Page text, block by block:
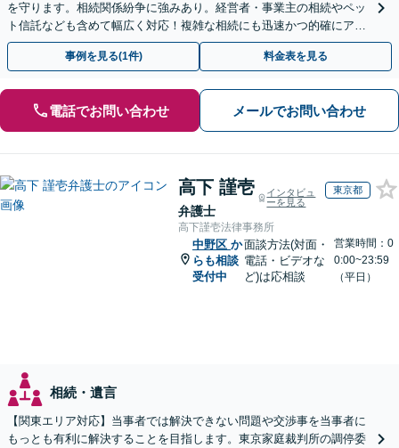
を守ります。相続関係紛争に強みあり。経営者・事業主の相続やペッ
ト信託なども含めて幅広く対応！複雑な相続にも迅速かつ的確にアド
バイスいたします。
事例を見る(1件) 料金表を見る
電話でお問い合わせ メールでお問い合わせ
高下 謹壱
弁護士
インタビュ
ーを見る
東京都
高下謹壱法律事務所
中野区 か
らも相談
受付中
面談方法(対面・
電話・ビデオな
ど)は応相談
営業時間：0
0:00~23:59
（平日）
相続・遺言
【関東エリア対応】当事者では解決できない問題や交渉事を当事者に
もっとも有利に解決することを目指します。東京家庭裁判所の調停委